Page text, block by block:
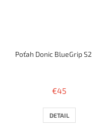
Poťah Donic BlueGrip S2
€45
DETAIL